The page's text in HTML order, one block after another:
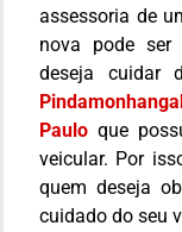
assessoria de
nova pode ser
deseja cuidar
Paulo que
veicular. Por
quem deseja
cuidado do seu